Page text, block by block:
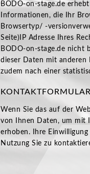
BODO-on-stage.de
Informationen, die Ihr
Browsertyp/ -
Seite)IP Adresse Ihres
BODO-on-stage.de nicht
dieser Daten mit anderen
zudem nach einer
KONTAKTFORMULAR
Wenn Sie das auf der
von Ihnen Daten, um mit
erhoben. Ihre
Nutzung Sie zu